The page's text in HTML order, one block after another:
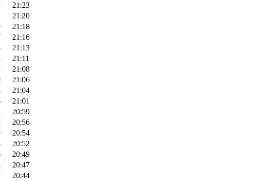
21:23
21:20
21:18
21:16
21:13
21:11
21:08
21:06
21:04
21:01
20:59
20:56
20:54
20:52
20:49
20:47
20:44